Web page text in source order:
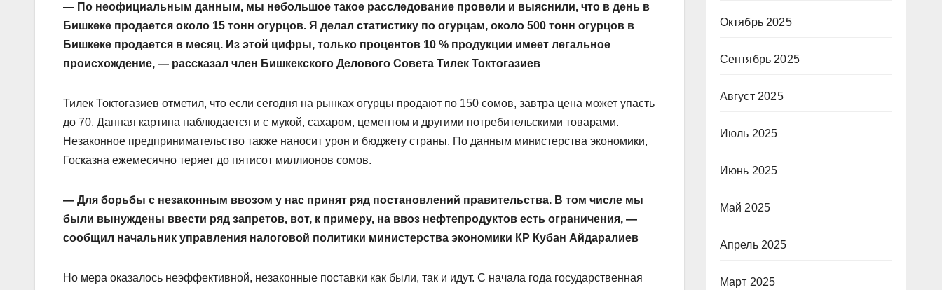
— По неофициальным данным, мы небольшое такое расследование провели и выяснили, что в день в
Бишкеке продается около 15 тонн огурцов. Я делал статистику по огурцам, около 500 тонн огурцов в
Бишкеке продается в месяц. Из этой цифры, только процентов 10 % продукции имеет легальное
происхождение, — рассказал член Бишкекского Делового Совета Тилек Токтогазиев
Тилек Токтогазиев отметил, что если сегодня на рынках огурцы продают по 150 сомов, завтра цена может упасть
до 70. Данная картина наблюдается и с мукой, сахаром, цементом и другими потребительскими товарами.
Незаконное предпринимательство также наносит урон и бюджету страны. По данным министерства экономики,
Госказна ежемесячно теряет до пятисот миллионов сомов.
— Для борьбы с незаконным ввозом у нас принят ряд постановлений правительства. В том числе мы
были вынуждены ввести ряд запретов, вот, к примеру, на ввоз нефтепродуктов есть ограничения, —
сообщил начальник управления налоговой политики министерства экономики КР Кубан Айдаралиев
Но мера оказалось неэффективной, незаконные поставки как были, так и идут. С начала года государственная
Октябрь 2025
Сентябрь 2025
Август 2025
Июль 2025
Июнь 2025
Май 2025
Апрель 2025
Март 2025